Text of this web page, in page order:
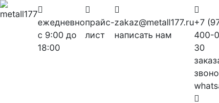
ежедневно
с 9:00 до
18:00
прайс-
лист
zakaz@metall177.ru
написать нам
+7
400-
30